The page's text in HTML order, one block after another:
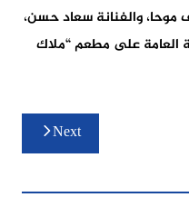
والفنانة سعاد حسن،
العامة على مطعم “ملاك
Next